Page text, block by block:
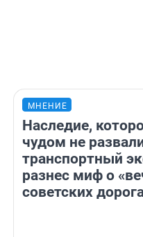
МНЕНИЕ
Наследие,
чудом не
транспортный
разнес миф о
советских